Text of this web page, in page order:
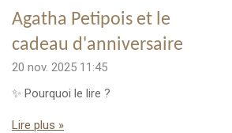
Agatha Petipois et le
cadeau d'anniversaire
20 nov. 2025 11:45
✨ Pourquoi le lire ?
Lire plus »